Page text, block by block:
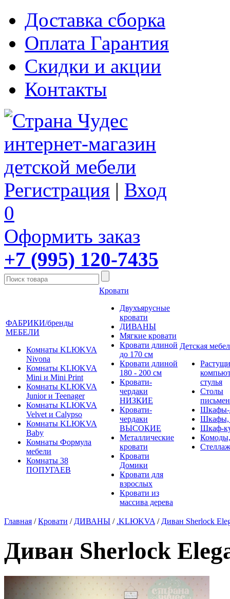
Доставка сборка
Оплата Гарантия
Скидки и акции
Контакты
Регистрация | Вход
0
Оформить заказ
+7 (995) 120-7435
ФАБРИКИ/бренды
МЕБЕЛИ
Комнаты KLЮKVA
Nivona
Комнаты KLЮKVA
Mini и Mini Print
Комнаты KLЮKVA
Junior и Teenager
Комнаты KLЮKVA
Velvet и Calypso
Комнаты KLЮKVA
Baby
Комнаты Формула
мебели
Комнаты 38
ПОПУГАЕВ
Кровати
Двухъярусные
кровати
ДИВАНЫ
Мягкие кровати
Кровати длиной
до 170 см
Кровати длиной
180 - 200 см
Кровати-
чердаки
НИЗКИЕ
Кровати-
чердаки
ВЫСОКИЕ
Металлические
кровати
Кровати
Домики
Кровати для
взрослых
Кровати из
массива дерева
Детская
стулья
Столы
Шкафы-
Шкафы,
Шкаф-
Главная /Кровати / ДИВАНЫ / .KLЮKVA / Диван Sherlock
Диван Sherlock